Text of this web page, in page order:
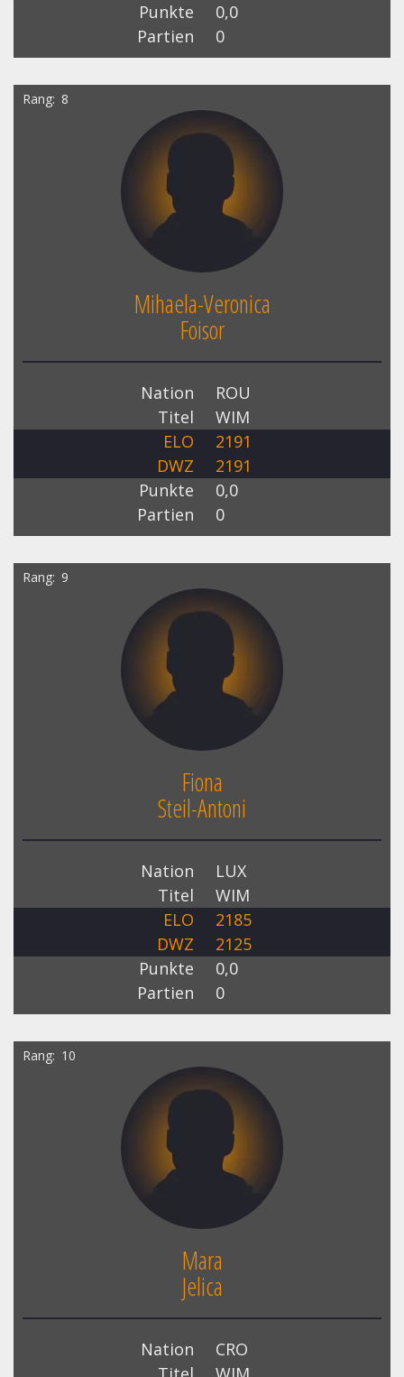
Punkte
0,0
Partien
0
Rang 8
Mihaela-Veronica
Foisor
Nation
ROU
Titel
WIM
ELO
2191
DWZ
2191
Punkte
0,0
Partien
0
Rang 9
Fiona
Steil-Antoni
Nation
LUX
Titel
WIM
ELO
2185
DWZ
2125
Punkte
0,0
Partien
0
Rang 10
Mara
Jelica
Nation
CRO